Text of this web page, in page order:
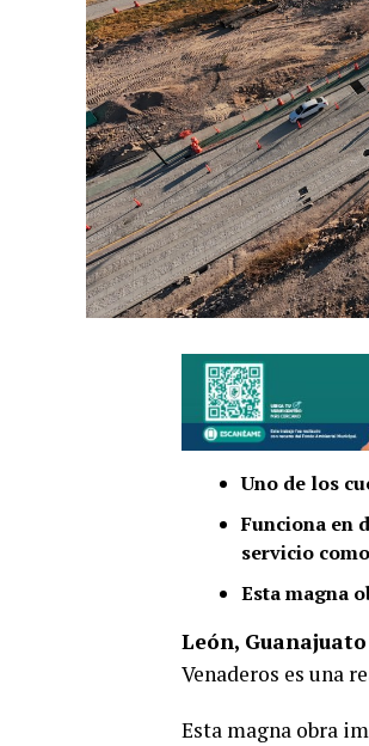
Uno de los
Funciona en
servicio
Esta magna
León,
Venaderos es una
Esta magna obra